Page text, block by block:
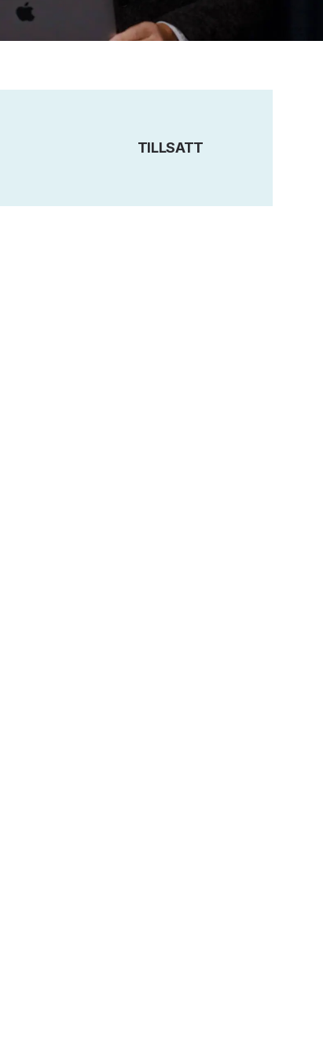
TILLSATT